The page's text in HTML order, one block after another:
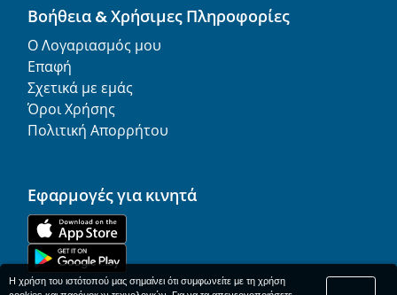
Βοήθεια & Χρήσιμες Πληροφορίες
Ο Λογαριασμός μου
Επαφή
Σχετικά με εμάς
Όροι Χρήσης
Πολιτική Απορρήτου
Εφαρμογές για κινητά
Η χρήση του ιστότοπού μας σημαίνει ότι συμφωνείτε με τη χρήση